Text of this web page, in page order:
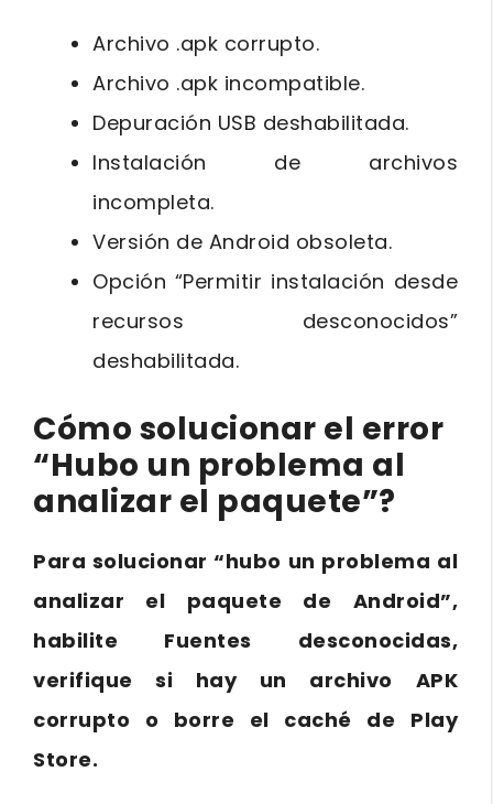
Archivo .apk corrupto.
Archivo .apk incompatible.
Depuración USB deshabilitada.
Instalación de archivos
incompleta.
Versión de Android obsoleta.
Opción “Permitir instalación desde
recursos desconocidos”
deshabilitada.
Cómo solucionar el error
“Hubo un problema al
analizar el paquete”?
Para solucionar “hubo un problema al
analizar el paquete de Android”,
habilite Fuentes desconocidas,
verifique si hay un archivo APK
corrupto o borre el caché de Play
Store.